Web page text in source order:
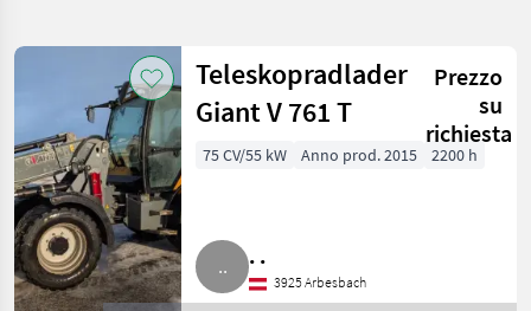
Teleskopradlader
Giant V 761 T
Prezzo
su
richiesta
75 CV/55 kW Anno prod. 2015 2200 h
. .
3925 Arbesbach